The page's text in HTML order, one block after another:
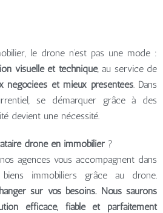
le drone n’est pas une mode :
visuelle et technique, au service de
négociées et mieux présentées. Dans
se démarquer grâce à des
devient une nécessité.
drone en immobilier ?
agences vous accompagnent dans
immobiliers grâce au drone.
sur vos besoins. Nous saurons
efficace, fiable et parfaitement